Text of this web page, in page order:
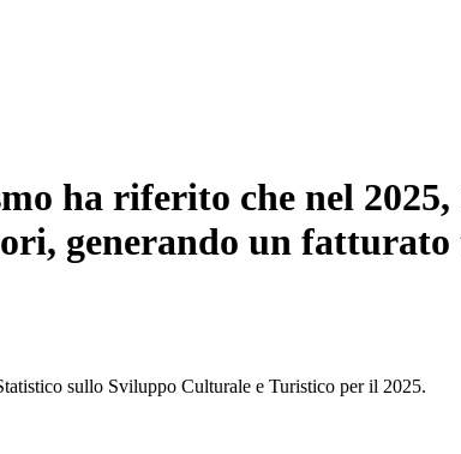
ha riferito che nel
generando un
sullo Sviluppo Culturale e Turistico per il 2025.